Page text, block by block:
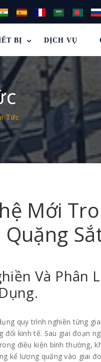
BỊ DỊCH VỤ
Tức
Mới
Quặng
Và Phân
quy trình nghiền từng
đối kinh tế. Sau giai đoạn
điều kiện bình thường,
kể lượng quặng vào giai